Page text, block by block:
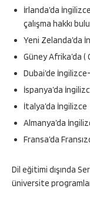
İrlanda’da
çalışma hakkı
Yeni Zelanda’da
Güney Afrika’da
Dubai’de
İspanya’da
İtalya’da İngilizce
Almanya’da
Fransa’da
Dil eğitimi dışında
üniversite